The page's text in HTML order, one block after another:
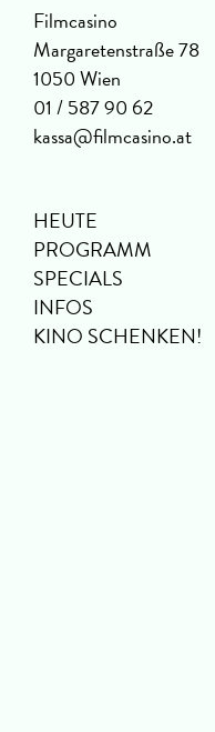
Filmcasino
Margaretenstraße 78
1050 Wien
01 / 587 90 62
kassa@filmcasino.at
HEUTE
PROGRAMM
SPECIALS
INFOS
KINO SCHENKEN!